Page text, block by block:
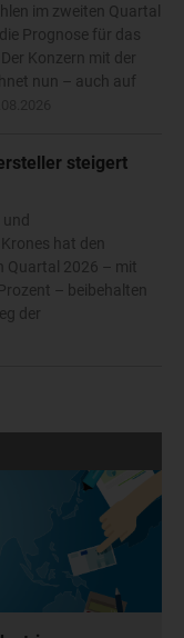
im zweiten Quartal
Prognose für das
Konzern mit der
nun – auch auf
steigert
hat den
Quartal 2026 – mit
– beibehalten
der